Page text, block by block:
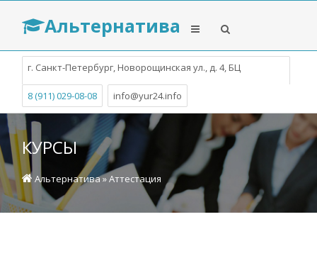
Альтернатива
г. Санкт-Петербург, Новорощинская ул., д. 4, БЦ
Собрание
8 (911) 029-08-08 info@yur24.info
КУРСЫ
Альтернатива»Аттестация